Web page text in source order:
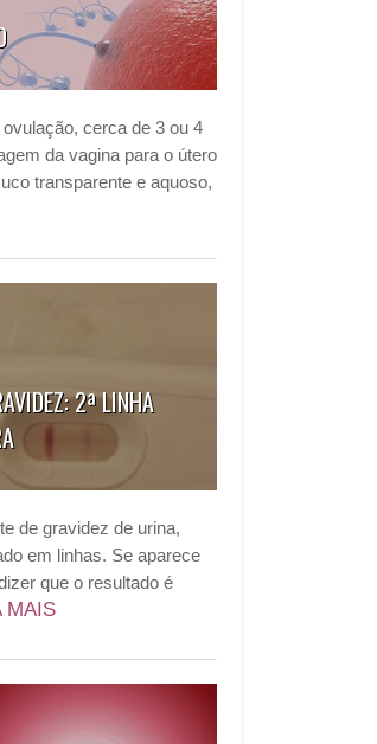
cerca de 3 ou 4
da vagina para o útero
transparente e aquoso,
2ª LINHA
de gravidez de urina,
em linhas. Se aparece
que o resultado é
MAIS